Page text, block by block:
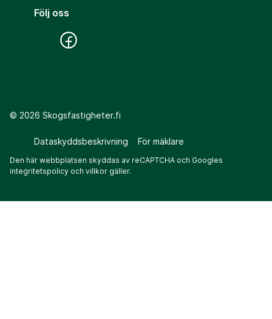
Följ oss
© 2026 Skogsfastigheter.fi
Dataskyddsbeskrivning För mäklare
Den här webbplatsen skyddas av reCAPTCHA och Googles
integritetspolicy och villkor gäller.